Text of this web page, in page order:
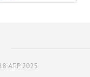
АПР 2025